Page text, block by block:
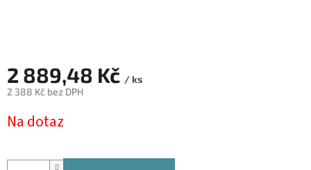
2 889,48 Kč / ks
2 388 Kč bez DPH
cena:
Na dotaz